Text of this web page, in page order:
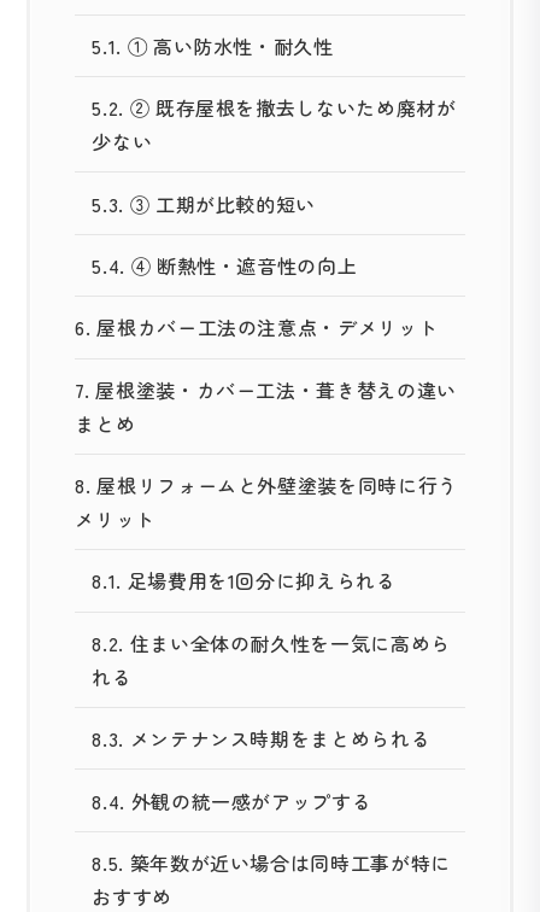
5.1. ① 高い防水性・耐久性
5.2. ② 既存屋根を撤去しないため廃材が
少ない
5.3. ③ 工期が比較的短い
5.4. ④ 断熱性・遮音性の向上
6.屋根カバー工法の注意点・デメリット
7. 屋根塗装・カバー工法・葺き替えの違い
まとめ
8.屋根リフォームと外壁塗装を同時に行う
メリット
8.1. 足場費用を1回分に抑えられる
8.2. 住まい全体の耐久性を一気に高めら
れる
8.3. メンテナンス時期をまとめられる
8.4. 外観の統一感がアップする
8.5. 築年数が近い場合は同時工事が特に
おすすめ